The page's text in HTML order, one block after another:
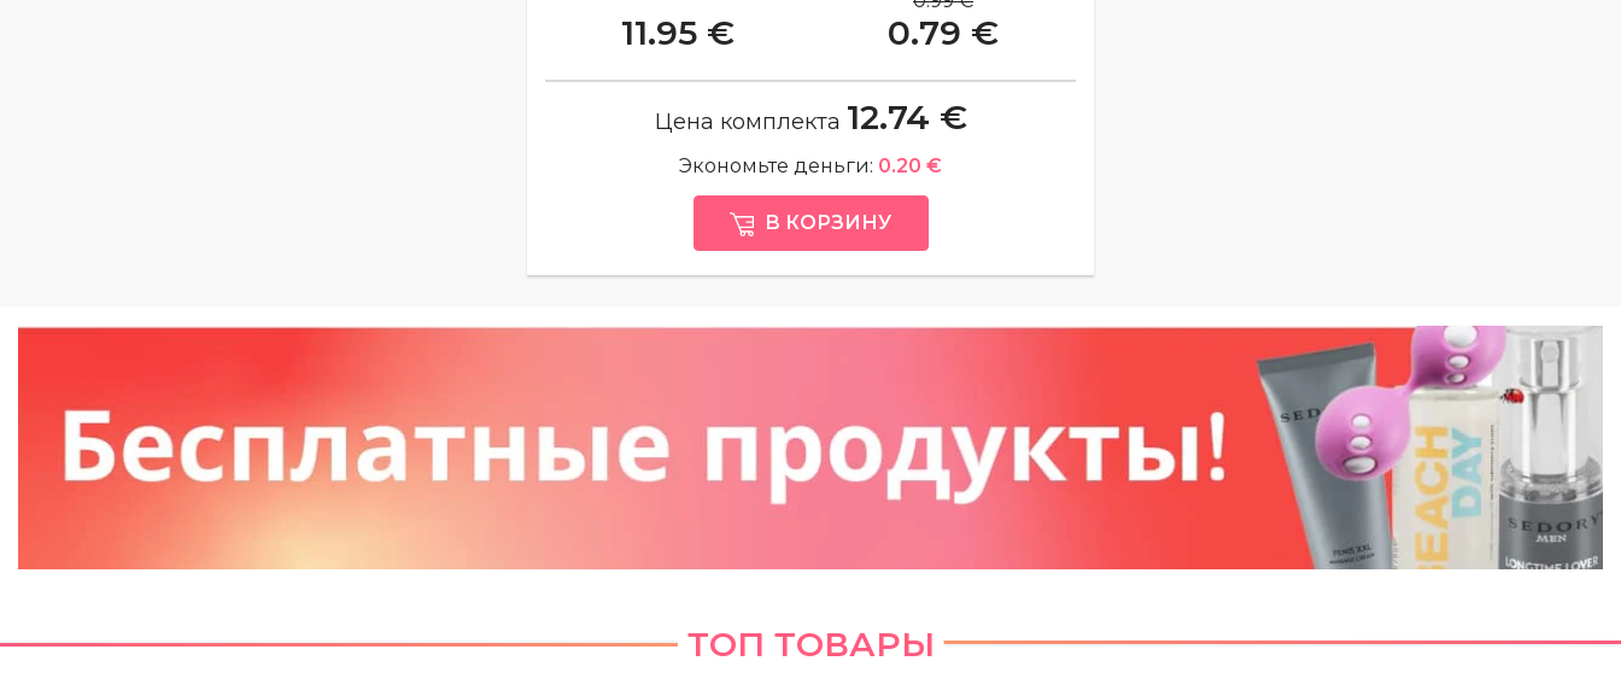
11.95 € 0.79 €
Цена комплекта 12.74 €
Экономьте деньги: 0.20 €
В КОРЗИНУ
ТОП ТОВАРЫ